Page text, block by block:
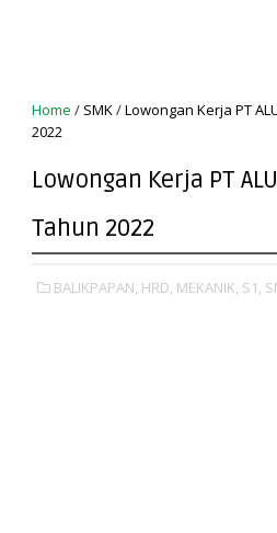
Home / SMK/Lowongan Kerja PT
2022
Lowongan Kerja PT
Tahun 2022
BALIKPAPAN, HRD, MEKANIK, S1,